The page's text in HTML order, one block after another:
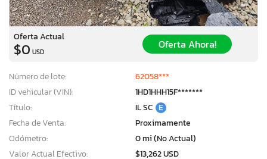
Oferta Actual
$0 USD
Oferta Ahora!
Número de lote:
62058***
ID vehicular (VIN):
1HD1HHH15F*******
Título:
IL SC E
Fecha de Venta:
Proximamente
Odómetro:
0 mi (No Actual)
Valor Actual Efectivo:
$13,262 USD